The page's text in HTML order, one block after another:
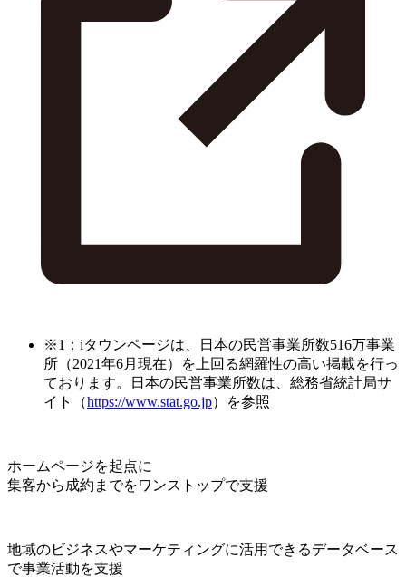
※1：iタウンページは、日本の民営事業所数516万事業
所（2021年6月現在）を上回る網羅性の高い掲載を行っ
ております。日本の民営事業所数は、総務省統計局サ
イト（https://www.stat.go.jp）を参照
ホームページを起点に
集客から成約までをワンストップで支援
地域のビジネスやマーケティングに活用できるデータベース
で事業活動を支援